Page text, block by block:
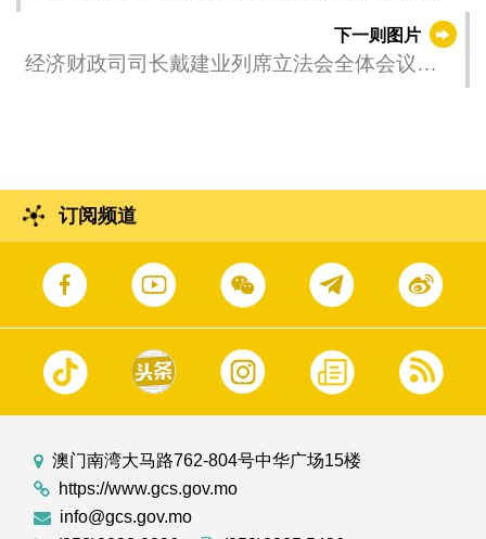
议程为细则性讨论及表决《修改〈2025年财政
年度预算案〉》法案。
下一则图片
经济财政司司长戴建业列席立法会全体会议，
订阅频道
澳门南湾大马路762-804号中华广场15楼
https://www.gcs.gov.mo
info@gcs.gov.mo